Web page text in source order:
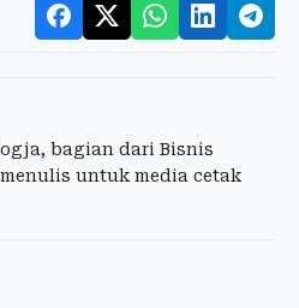
bagian dari Bisnis
untuk media cetak